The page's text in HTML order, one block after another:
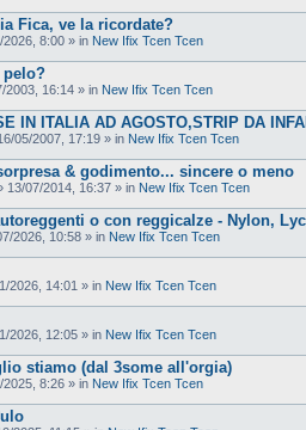
Fica, ve la ricordate?
2026, 8:00 » in New Ifix Tcen Tcen
pelo?
2003, 16:14 » in New Ifix Tcen Tcen
IN ITALIA AD AGOSTO,STRIP DA
05/2007, 17:19 » in New Ifix Tcen Tcen
& godimento... sincere o meno
13/07/2014, 16:37 » in New Ifix Tcen Tcen
o con reggicalze - Nylon,
2026, 10:58 » in New Ifix Tcen Tcen
2026, 14:01 » in New Ifix Tcen Tcen
2026, 12:05 » in New Ifix Tcen Tcen
stiamo (dal 3some all'orgia)
2025, 8:26 » in New Ifix Tcen Tcen